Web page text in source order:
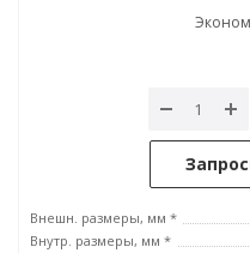
Внешн. размеры, мм *
Внутр. размеры, мм *